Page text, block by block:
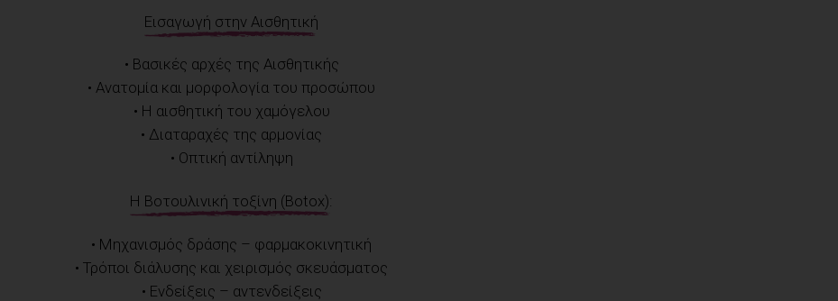
Εισαγωγή στην Αισθητική
• Βασικές αρχές της Αισθητικής
• Ανατομία και μορφολογία του προσώπου
• Η αισθητική του χαμόγελου
• Διαταραχές της αρμονίας
• Οπτική αντίληψη
Η Βοτουλινική τοξίνη (Botox):
• Μηχανισμός δράσης – φαρμακοκινητική
• Τρόποι διάλυσης και χειρισμός σκευάσματος
• Ενδείξεις – αντενδείξεις